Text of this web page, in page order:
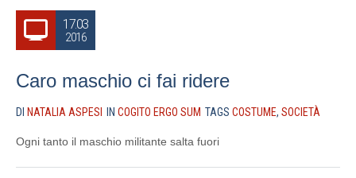
17.03
2016
Caro maschio ci fai ridere
DI NATALIA ASPESI IN COGITO ERGO SUM TAGS COSTUME, SOCIETÀ
Ogni tanto il maschio militante salta fuori